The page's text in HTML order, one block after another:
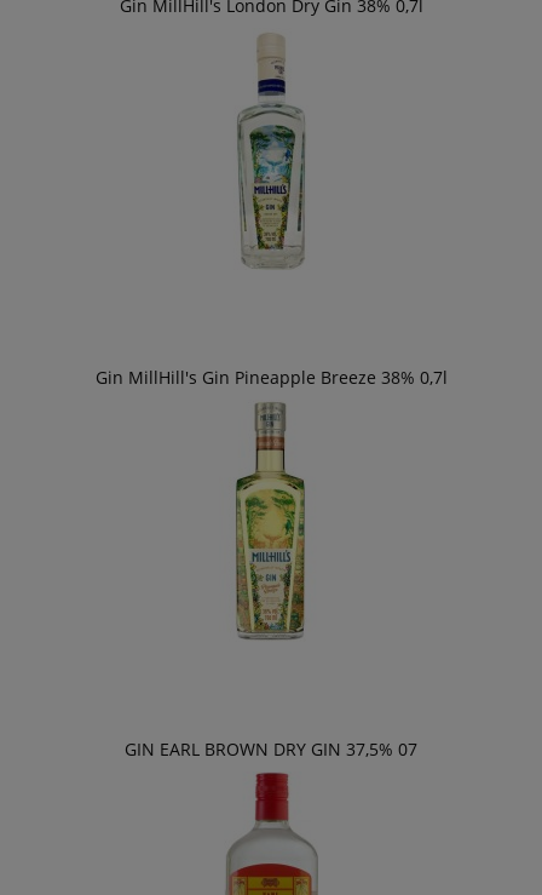
Gin MillHill's London Dry Gin 38% 0,7l
Gin MillHill's Gin Pineapple Breeze 38% 0,7l
GIN EARL BROWN DRY GIN 37,5% 07